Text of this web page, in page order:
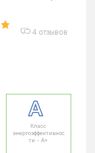
4 отзывов
Класс
энергоэффективнос
ти - A+